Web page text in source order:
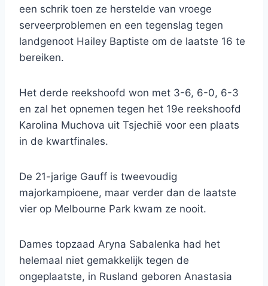
een schrik toen ze herstelde van vroege
serveerproblemen en een tegenslag tegen
landgenoot Hailey Baptiste om de laatste 16 te
bereiken.
Het derde reekshoofd won met 3-6, 6-0, 6-3
en zal het opnemen tegen het 19e reekshoofd
Karolina Muchova uit Tsjechië voor een plaats
in de kwartfinales.
De 21-jarige Gauff is tweevoudig
majorkampioene, maar verder dan de laatste
vier op Melbourne Park kwam ze nooit.
Dames topzaad Aryna Sabalenka had het
helemaal niet gemakkelijk tegen de
ongeplaatste, in Rusland geboren Anastasia